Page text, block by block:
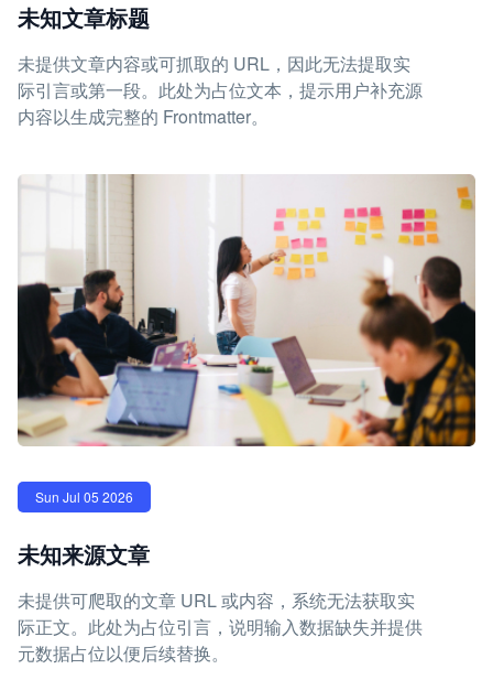
未知文章标题
未提供文章内容或可抓取的 URL，因此无法提取实
际引言或第一段。此处为占位文本，提示用户补充源
内容以生成完整的 Frontmatter。
Sun Jul 05 2026
未知来源文章
未提供可爬取的文章 URL 或内容，系统无法获取实
际正文。此处为占位引言，说明输入数据缺失并提供
元数据占位以便后续替换。